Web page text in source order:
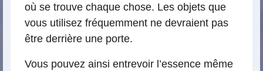
où se trouve chaque chose. Les objets que
vous utilisez fréquemment ne devraient pas
être derrière une porte.
Vous pouvez ainsi entrevoir l’essence même